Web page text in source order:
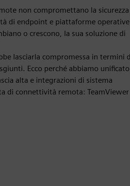
non compromettano la sicurezza
di endpoint e piattaforme operative
o crescono, la sua soluzione di
lasciarla compromessa in termini
Ecco perché abbiamo unificato
alta e integrazioni di sistema
di connettività remota: TeamViewer